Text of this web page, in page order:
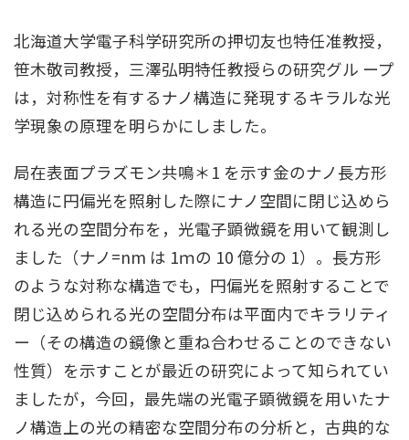
北海道大学電子科学研究所の押切友也特任准教授，
笹木敬司教授，三澤弘明特任教授らの研究グル ープ
は，対称性を有するナノ構造に発現するキラルな光
学現象の原理を明らかにしました。
局在表面プラズモン共鳴＊1 を示す金のナノ長方形
構造に円偏光を照射した際にナノ空間に閉じ込めら
れる光の空間分布を，光電子顕微鏡を用いて観測し
ました（ナノ=nm は 1ｍの 10 億分の 1）。長方形
のような対称な構造でも，円偏光を照射することで
閉じ込められる光の空間分布は平面内でキラリティ
ー（その構造の鏡像と重ね合わせることのできない
性質）を示すことが最近の研究によって知られてい
ましたが，今回，最先端の光電子顕微鏡を用いたナ
ノ構造上の光の精密な空間分布の分析と，古典的な